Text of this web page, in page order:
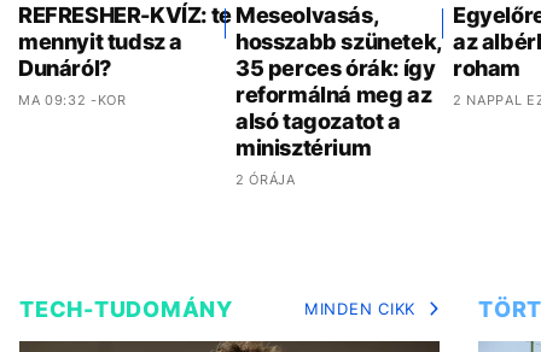
REFRESHER-KVÍZ: te
mennyit tudsz a
Dunáról?
MA 09:32 -KOR
Meseolvasás,
hosszabb szünetek,
35 perces órák: így
reformálná meg az
alsó tagozatot a
minisztérium
2 ÓRÁJA
az
roham
2 NAPPAL
TECH-TUDOMÁNY MINDEN CIKK